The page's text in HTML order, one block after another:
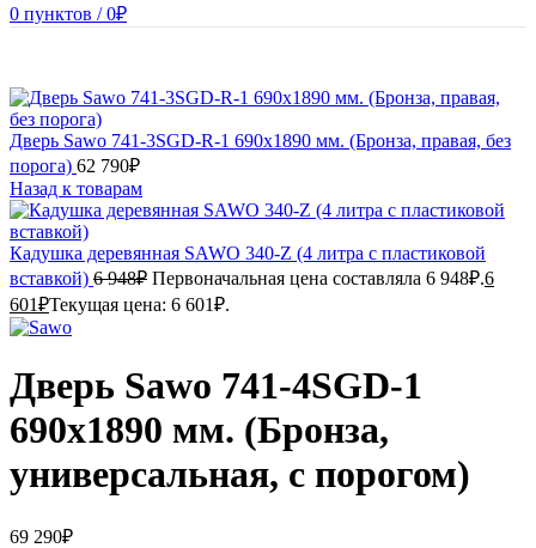
0 пунктов / 0₽
Дверь Sawo 741-3SGD-R-1 690х1890 мм. (Бронза, правая, без
порога) 62 790₽
Назад к товарам
Кадушка деревянная SAWO 340-Z (4 литра с пластиковой
вставкой) 6 948₽ Первоначальная цена составляла 6 948₽.6
601₽Текущая цена: 6 601₽.
Дверь Sawo 741-4SGD-1
690х1890 мм. (Бронза,
универсальная, с порогом)
69 290₽